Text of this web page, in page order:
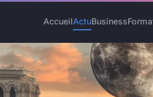
AccueilActuBusiness